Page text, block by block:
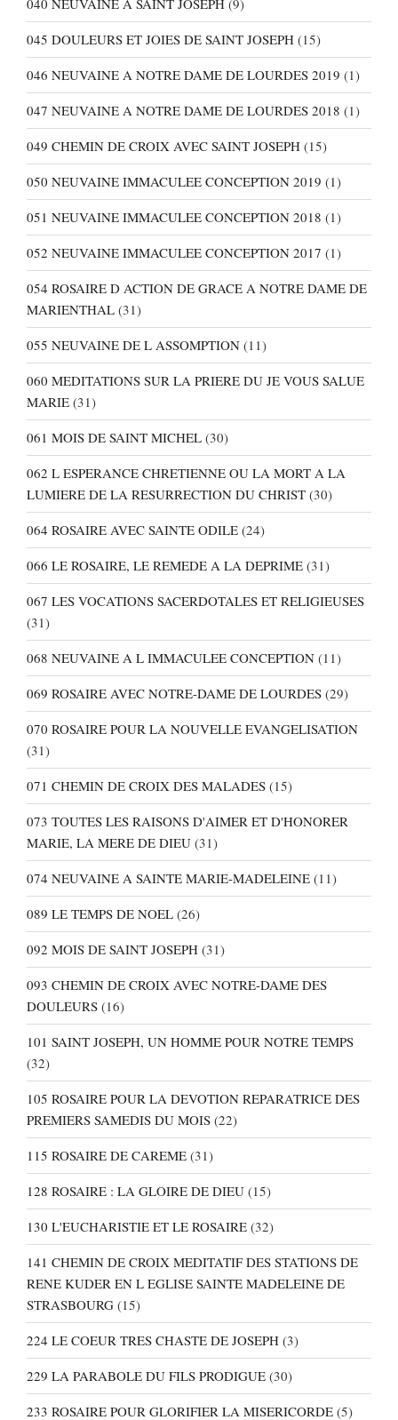
040 NEUVAINE A SAINT JOSEPH (9)
045 DOULEURS ET JOIES DE SAINT JOSEPH (15)
046 NEUVAINE A NOTRE DAME DE LOURDES 2019 (1)
047 NEUVAINE A NOTRE DAME DE LOURDES 2018 (1)
049 CHEMIN DE CROIX AVEC SAINT JOSEPH (15)
050 NEUVAINE IMMACULEE CONCEPTION 2019 (1)
051 NEUVAINE IMMACULEE CONCEPTION 2018 (1)
052 NEUVAINE IMMACULEE CONCEPTION 2017 (1)
054 ROSAIRE D ACTION DE GRACE A NOTRE DAME DE
MARIENTHAL (31)
055 NEUVAINE DE L ASSOMPTION (11)
060 MEDITATIONS SUR LA PRIERE DU JE VOUS SALUE
MARIE (31)
061 MOIS DE SAINT MICHEL (30)
062 L ESPERANCE CHRETIENNE OU LA MORT A LA
LUMIERE DE LA RESURRECTION DU CHRIST (30)
064 ROSAIRE AVEC SAINTE ODILE (24)
066 LE ROSAIRE, LE REMEDE A LA DEPRIME (31)
067 LES VOCATIONS SACERDOTALES ET RELIGIEUSES
(31)
068 NEUVAINE A L IMMACULEE CONCEPTION (11)
069 ROSAIRE AVEC NOTRE-DAME DE LOURDES (29)
070 ROSAIRE POUR LA NOUVELLE EVANGELISATION
(31)
071 CHEMIN DE CROIX DES MALADES (15)
073 TOUTES LES RAISONS D'AIMER ET D'HONORER
MARIE, LA MERE DE DIEU (31)
074 NEUVAINE A SAINTE MARIE-MADELEINE (11)
089 LE TEMPS DE NOEL (26)
092 MOIS DE SAINT JOSEPH (31)
093 CHEMIN DE CROIX AVEC NOTRE-DAME DES
DOULEURS (16)
101 SAINT JOSEPH, UN HOMME POUR NOTRE TEMPS
(32)
105 ROSAIRE POUR LA DEVOTION REPARATRICE DES
PREMIERS SAMEDIS DU MOIS (22)
115 ROSAIRE DE CAREME (31)
128 ROSAIRE : LA GLOIRE DE DIEU (15)
130 L'EUCHARISTIE ET LE ROSAIRE (32)
141 CHEMIN DE CROIX MEDITATIF DES STATIONS DE
RENE KUDER EN L EGLISE SAINTE MADELEINE DE
STRASBOURG (15)
224 LE COEUR TRES CHASTE DE JOSEPH (3)
229 LA PARABOLE DU FILS PRODIGUE (30)
233 ROSAIRE POUR GLORIFIER LA MISERICORDE (5)